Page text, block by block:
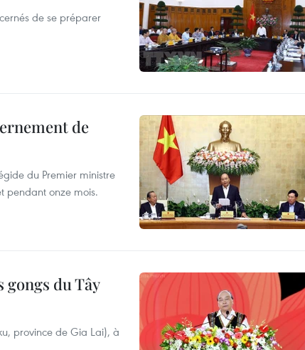
de se préparer
de
du Premier ministre
pendant onze mois.
gongs du Tây
province de Gia Lai), à